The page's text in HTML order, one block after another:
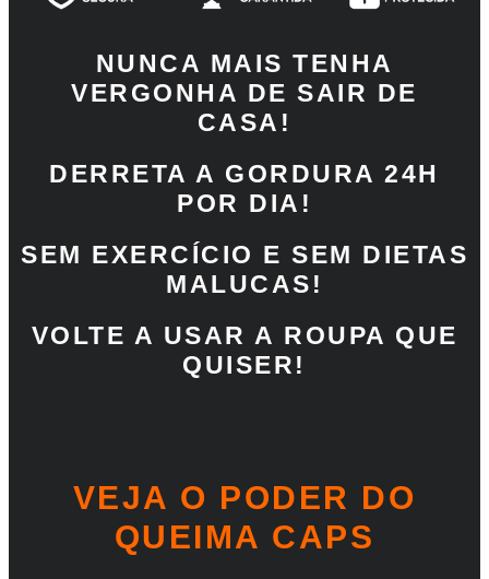
NUNCA MAIS TENHA
VERGONHA DE SAIR DE
CASA!
DERRETA A GORDURA 24H
POR DIA!
SEM EXERCÍCIO E SEM DIETAS
MALUCAS!
VOLTE A USAR A ROUPA QUE
QUISER!
VEJA O PODER DO
QUEIMA CAPS